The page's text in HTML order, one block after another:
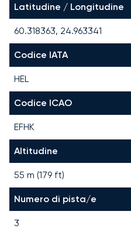
Latitudine / Longitudine
60.318363, 24.963341
Codice IATA
HEL
Codice ICAO
EFHK
Altitudine
55 m (179 ft)
Numero di pista/e
3